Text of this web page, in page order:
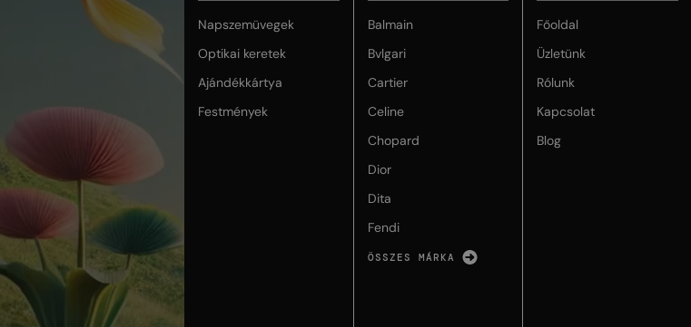
Napszemüvegek
Optikai keretek
Ajándékkártya
Festmények
Balmain
Bvlgari
Cartier
Celine
Chopard
Dior
Dita
Fendi
ÖSSZES MÁRKA
Főoldal
Üzletünk
Rólunk
Kapcsolat
Blog